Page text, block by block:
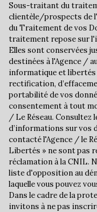
Presse et
statistiques
Nombre
Propriétaires (vs.
Taxe habitation
Taxe foncière
Habitants de
Habitants de 25 à
Habitants de plus
Nombre
Sous-traitant du
clientèle/prospects de
du Traitement de vos
traitement repose sur
Elles sont conservées
destinées à l'Agence /
informatique et libertés
rectification,
portabilité de vos
consentement à tout
/ Le Réseau. Consultez
d’informations sur vos
contacté l'Agence / le
Libertés » ne sont pas
réclamation à la CNIL.
liste d'opposition au
laquelle vous pouvez
Dans le cadre de la
invitons à ne pas